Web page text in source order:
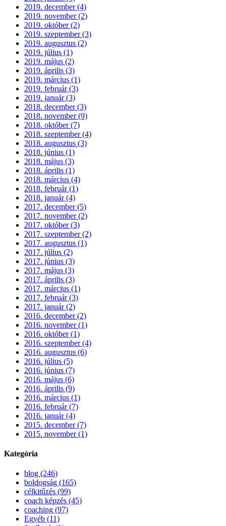
2019. december (4)
2019. november (2)
2019. október (2)
2019. szeptember (3)
2019. augusztus (2)
2019. július (1)
2019. május (2)
2019. április (3)
2019. március (1)
2019. február (3)
2019. január (3)
2018. december (3)
2018. november (9)
2018. október (7)
2018. szeptember (4)
2018. augusztus (3)
2018. június (1)
2018. május (3)
2018. április (1)
2018. március (4)
2018. február (1)
2018. január (4)
2017. december (5)
2017. november (2)
2017. október (3)
2017. szeptember (2)
2017. augusztus (1)
2017. július (2)
2017. június (3)
2017. május (3)
2017. április (3)
2017. március (1)
2017. február (3)
2017. január (2)
2016. december (2)
2016. november (1)
2016. október (1)
2016. szeptember (4)
2016. augusztus (6)
2016. július (5)
2016. június (7)
2016. május (6)
2016. április (9)
2016. március (1)
2016. február (7)
2016. január (4)
2015. december (7)
2015. november (1)
Kategória
blog (246)
boldogság (165)
célkitűzés (99)
coach képzés (45)
coaching (97)
Egyéb (11)